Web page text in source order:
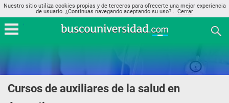
Nuestro sitio utiliza cookies propias y de terceros para ofrecerte una mejor experiencia
de usuario. ¿Continuas navegando aceptando su uso? .. Cerrar
Cursos de auxiliares de la salud en